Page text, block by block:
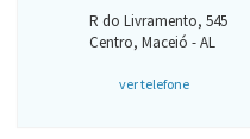
R do Livramento, 545
Centro, Maceió - AL
ver telefone